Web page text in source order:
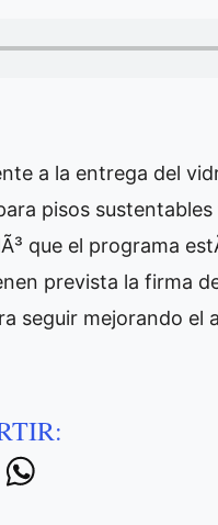
a la entrega del
pisos
que el programa
prevista la firma
seguir mejorando el